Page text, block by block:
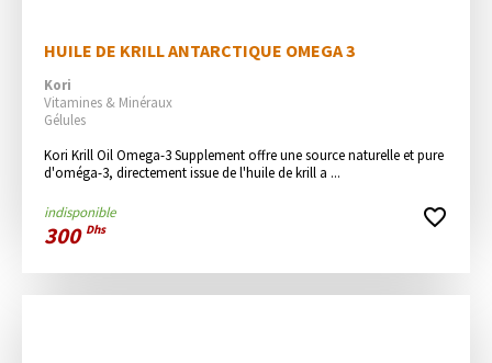
HUILE DE KRILL ANTARCTIQUE OMEGA 3
Kori
Vitamines & Minéraux
Gélules
Kori Krill Oil Omega-3 Supplement offre une source naturelle et pure
d'oméga-3, directement issue de l'huile de krill a ...
indisponible
300 Dhs favorite_border